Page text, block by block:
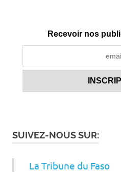
Recevoir nos
SUIVEZ-NOUS SUR:
La Tribune du Faso